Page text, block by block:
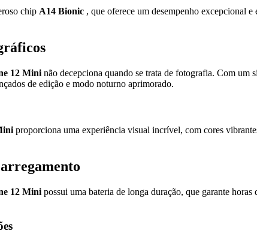
chip A14 Bionic , que oferece um desempenho excepcional
12 Mini não decepciona quando se trata de fotografia. Com um
de edição e modo noturno aprimorado.
proporciona uma experiência visual incrível, com cores
12 Mini possui uma bateria de longa duração, que garante